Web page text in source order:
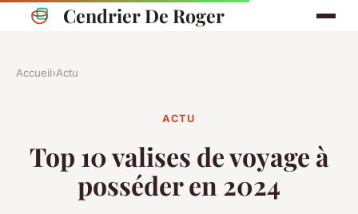
Cendrier De Roger
Accueil›Actu
ACTU
Top 10 valises de voyage à
posséder en 2024